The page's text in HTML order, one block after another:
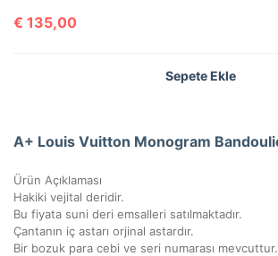
€ 135,00
Sepete Ekle
Ürün Açıklaması
Hakiki vejital deridir.
Bu fiyata suni deri emsalleri satılmaktadır.
Çantanın iç astarı orjinal astardır.
Bir bozuk para cebi ve seri numarası mevcuttur.